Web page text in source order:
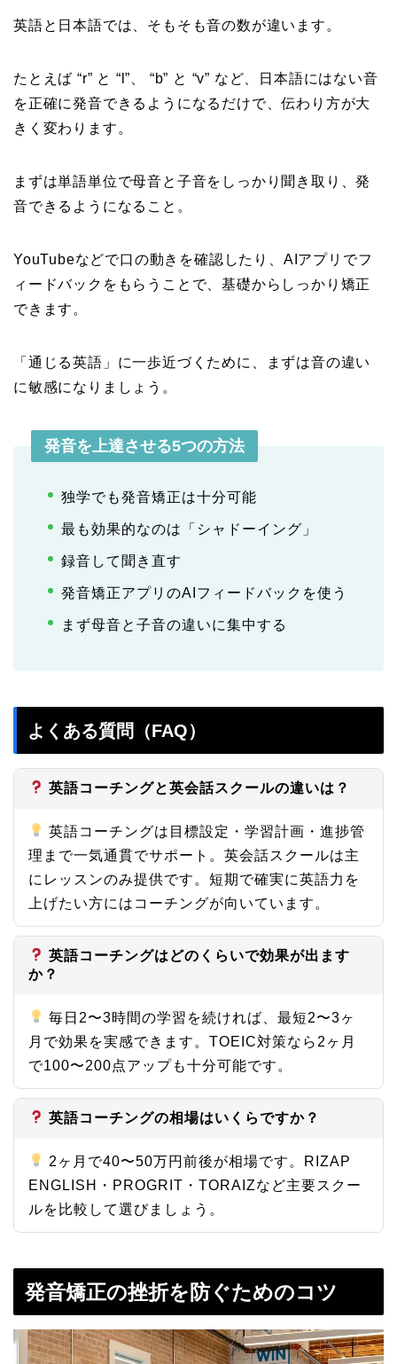
英語と日本語では、そもそも音の数が違います。
たとえば “r” と “l”、 “b” と “v” など、日本語にはない音
を正確に発音できるようになるだけで、伝わり方が大
きく変わります。
まずは単語単位で母音と子音をしっかり聞き取り、発
音できるようになること。
YouTubeなどで口の動きを確認したり、AIアプリでフ
ィードバックをもらうことで、基礎からしっかり矯正
できます。
「通じる英語」に一歩近づくために、まずは音の違い
に敏感になりましょう。
発音を上達させる5つの方法
独学でも発音矯正は十分可能
最も効果的なのは「シャドーイング」
録音して聞き直す
発音矯正アプリのAIフィードバックを使う
まず母音と子音の違いに集中する
よくある質問（FAQ）
英語コーチングと英会話スクールの違いは？
英語コーチングは目標設定・学習計画・進捗管
理まで一気通貫でサポート。英会話スクールは主
にレッスンのみ提供です。短期で確実に英語力を
上げたい方にはコーチングが向いています。
英語コーチングはどのくらいで効果が出ます
か？
毎日2〜3時間の学習を続ければ、最短2〜3ヶ
月で効果を実感できます。TOEIC対策なら2ヶ月
で100〜200点アップも十分可能です。
英語コーチングの相場はいくらですか？
2ヶ月で40〜50万円前後が相場です。RIZAP
ENGLISH・PROGRIT・TORAIZなど主要スクー
ルを比較して選びましょう。
発音矯正の挫折を防ぐためのコツ